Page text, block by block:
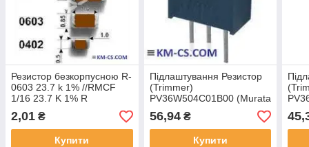
Резистор безкорпусною R-
0603 23.7 k 1% //RMCF
1/16 23.7 K 1% R
(Stackpole Electronics)
2,01 ₴
Купити
Підлаштування Резистор
(Trimmer)
PV36W504C01B00 (Murata
Electronics)
56,94₴
Купити